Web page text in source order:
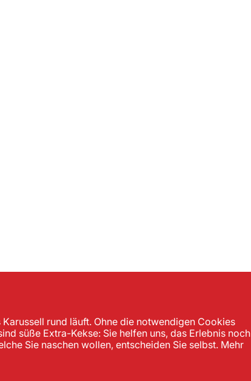
rund läuft. Ohne die notwendigen Cookies
süße Extra-Kekse: Sie helfen uns, das Erlebnis noch
Sie naschen wollen, entscheiden Sie selbst. Mehr